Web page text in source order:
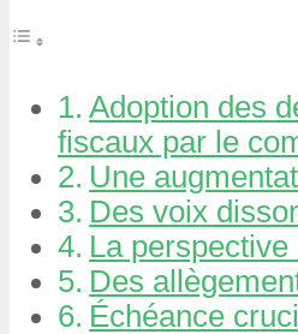
Adoption des
fiscaux par le
Une
Des voix
La
Des
Échéance